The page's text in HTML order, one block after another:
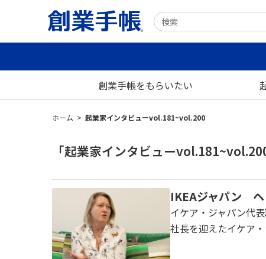
創業手帳をもらいたい
ホーム > 起業家インタビューvol.181~vol.200
「起業家インタビュー
IKEAジャパン ヘ
イケア・ジャパン代
社長を迎えたイケア